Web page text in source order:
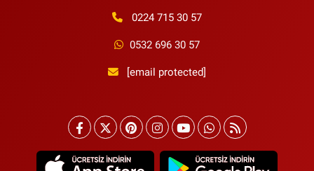
0224 715 30 57
0532 696 30 57
[email protected]